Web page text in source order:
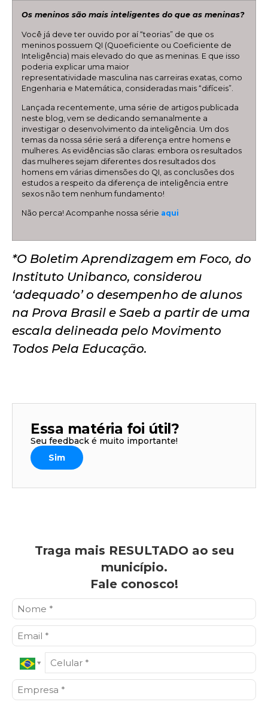
Os meninos são mais inteligentes do que as meninas?
Você já deve ter ouvido por aí “teorias” de que os
meninos possuem QI (Quoeficiente ou Coeficiente de
Inteligência) mais elevado do que as meninas. E que isso
poderia explicar uma maior
representatividade masculina nas carreiras exatas, como
Engenharia e Matemática, consideradas mais “difíceis”.
Lançada recentemente, uma série de artigos publicada
neste blog, vem se dedicando semanalmente a
investigar o desenvolvimento da inteligência. Um dos
temas da nossa série será a diferença entre homens e
mulheres. As evidências são claras: embora os resultados
das mulheres sejam diferentes dos resultados dos
homens em várias dimensões do QI, as conclusões dos
estudos a respeito da diferença de inteligência entre
sexos não tem nenhum fundamento!
Não perca! Acompanhe nossa série aqui
*O Boletim Aprendizagem em Foco, do
Instituto Unibanco, considerou
‘adequado’ o desempenho de alunos
na Prova Brasil e Saeb a partir de uma
escala delineada pelo Movimento
Todos Pela Educação.
Essa matéria foi útil?
Seu feedback é muito importante!
Sim
Traga mais RESULTADO ao seu
município.
Fale conosco!